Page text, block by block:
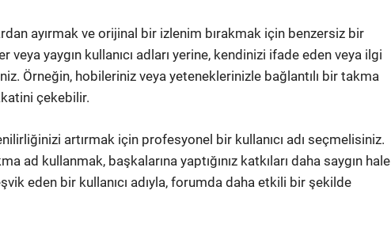
ayırmak ve orijinal bir izlenim bırakmak için benzersiz bir
veya yaygın kullanıcı adları yerine, kendinizi ifade eden veya ilgi
Örneğin, hobileriniz veya yeteneklerinizle bağlantılı bir takma
çekebilir.
artırmak için profesyonel bir kullanıcı adı seçmelisiniz.
ad kullanmak, başkalarına yaptığınız katkıları daha saygın hale
eden bir kullanıcı adıyla, forumda daha etkili bir şekilde